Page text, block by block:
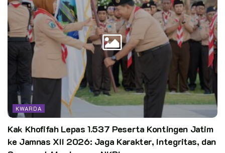
KWARDA
Kak Khofifah Lepas 1.537 Peserta Kontingen Jatim
ke Jamnas XII 2026: Jaga Karakter, Integritas, dan